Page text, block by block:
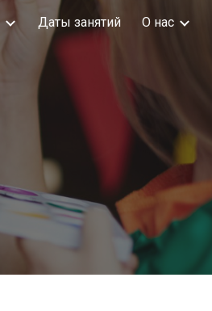
Даты занятий О нас